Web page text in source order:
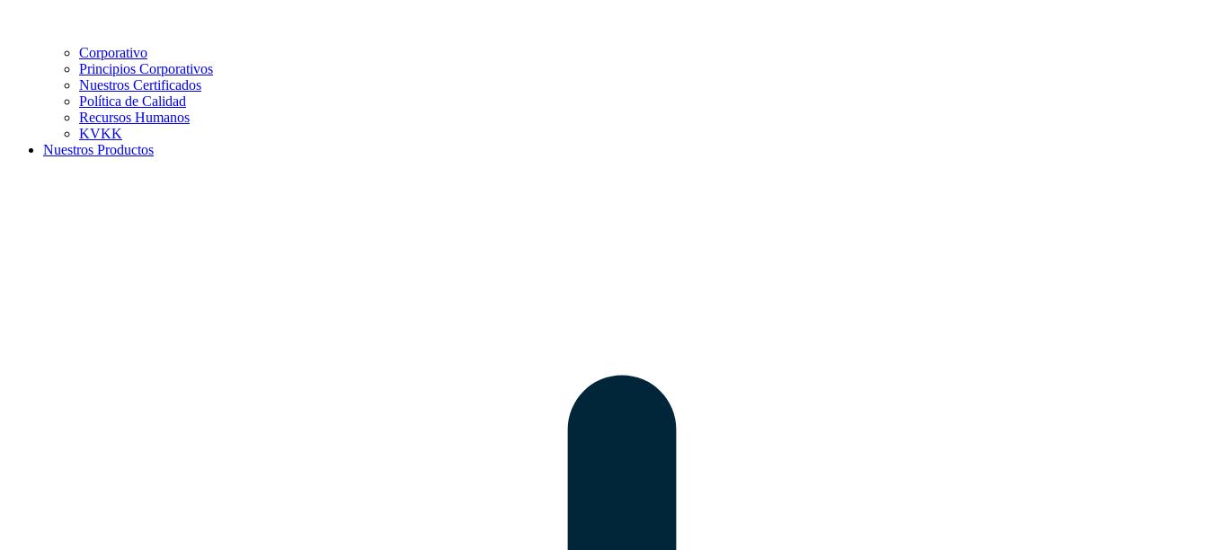
Corporativo
Principios Corporativos
Nuestros Certificados
Política de Calidad
Recursos Humanos
KVKK
Nuestros Productos